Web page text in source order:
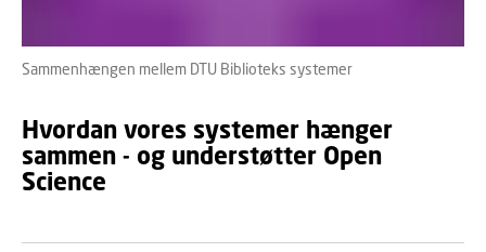
Sammenhængen mellem DTU Biblioteks systemer
Hvordan vores systemer hænger
sammen - og understøtter Open
Science